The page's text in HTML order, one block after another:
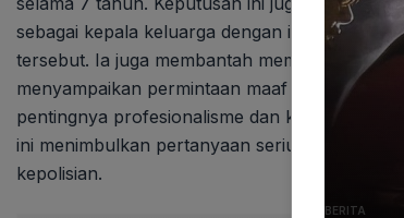
sebagai kepala keluarga dengan istri dan
tersebut. Ia juga membantah memiliki niat
menyampaikan permintaan maaf secara lisan
pentingnya profesionalisme dan kehati-hatian
ini menimbulkan pertanyaan serius tentang
kepolisian.
BERITA